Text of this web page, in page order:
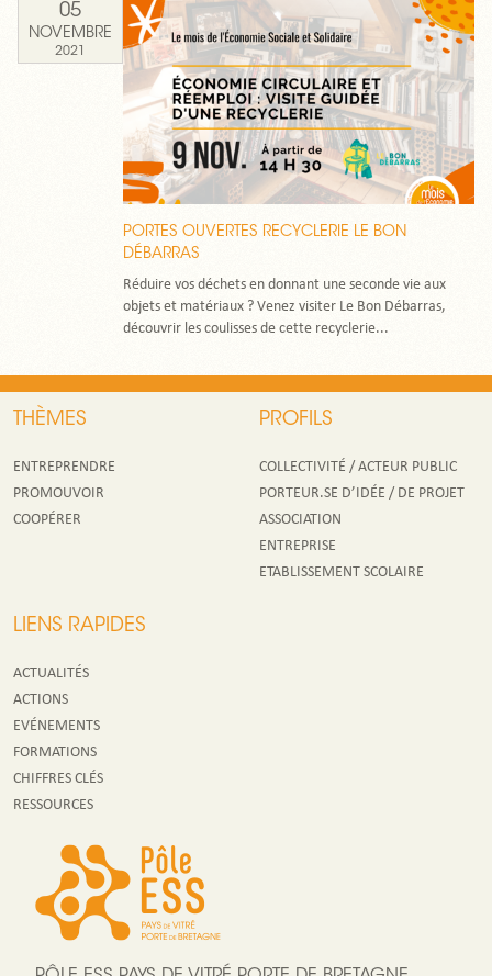
05
NOVEMBRE
2021
PORTES OUVERTES RECYCLERIE LE BON
DÉBARRAS
Réduire vos déchets en donnant une seconde vie aux
objets et matériaux ? Venez visiter Le Bon Débarras,
découvrir les coulisses de cette recyclerie...
THÈMES
ENTREPRENDRE
PROMOUVOIR
COOPÉRER
PROFILS
COLLECTIVITÉ / ACTEUR PUBLIC
PORTEUR.SE D’IDÉE / DE PROJET
ASSOCIATION
ENTREPRISE
ETABLISSEMENT SCOLAIRE
LIENS RAPIDES
ACTUALITÉS
ACTIONS
EVÉNEMENTS
FORMATIONS
CHIFFRES CLÉS
RESSOURCES